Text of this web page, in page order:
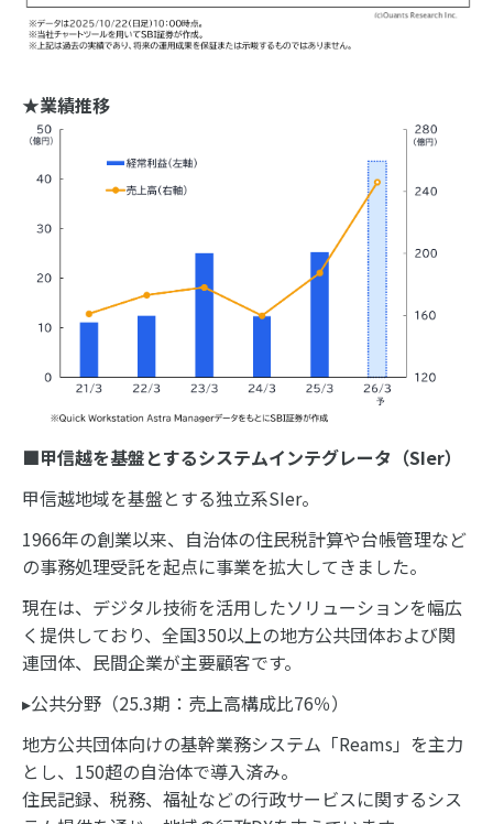
★業績推移
■甲信越を基盤とするシステムインテグレータ（SIer）
甲信越地域を基盤とする独立系SIer。
1966年の創業以来、自治体の住民税計算や台帳管理など
の事務処理受託を起点に事業を拡大してきました。
現在は、デジタル技術を活用したソリューションを幅広
く提供しており、全国350以上の地方公共団体および関
連団体、民間企業が主要顧客です。
▸公共分野（25.3期：売上高構成比76％）
地方公共団体向けの基幹業務システム「Reams」を主力
とし、150超の自治体で導入済み。
住民記録、税務、福祉などの行政サービスに関するシス